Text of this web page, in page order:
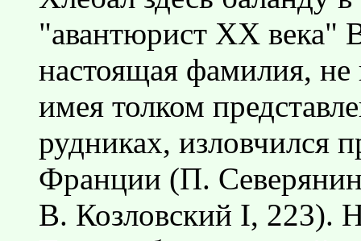
"авантюрист XX века"
настоящая фамилия,
имея толком
рудниках, изловчился
Франции (П.
В. Козловский I, 223).